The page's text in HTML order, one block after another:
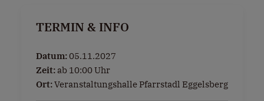
TERMIN & INFO
Datum:05.11.2027
Zeit: ab 10:00 Uhr
Ort:Veranstaltungshalle Pfarrstadl Eggelsberg